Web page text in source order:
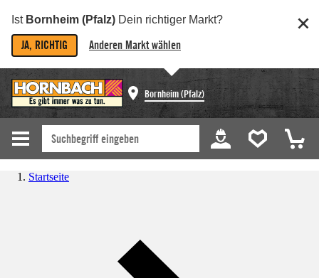
Ist Bornheim (Pfalz) Dein richtiger Markt?
JA, RICHTIG Anderen Markt wählen
Bornheim (Pfalz)
Startseite